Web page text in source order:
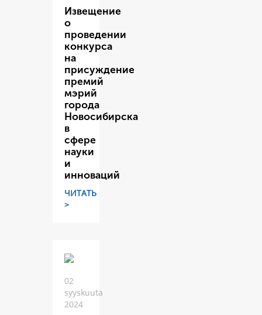
Извещение
о
проведении
конкурса
на
присуждение
премий
мэрий
города
Новосибирска
в
сфере
науки
и
инноваций
ЧИТАТЬ
>
02
syyskuuta
2024